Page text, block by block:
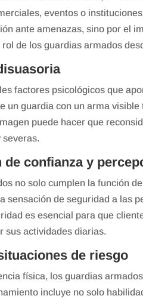
eventos o
ante amenazas, sino por el
de los guardias armados
factores psicológicos que
un guardia con un arma
puede hacer que
severas.
de confianza y
no solo cumplen la función
sensación de seguridad a las
es esencial para que
sus actividades diarias.
de riesgo
física, los guardias
incluye no solo